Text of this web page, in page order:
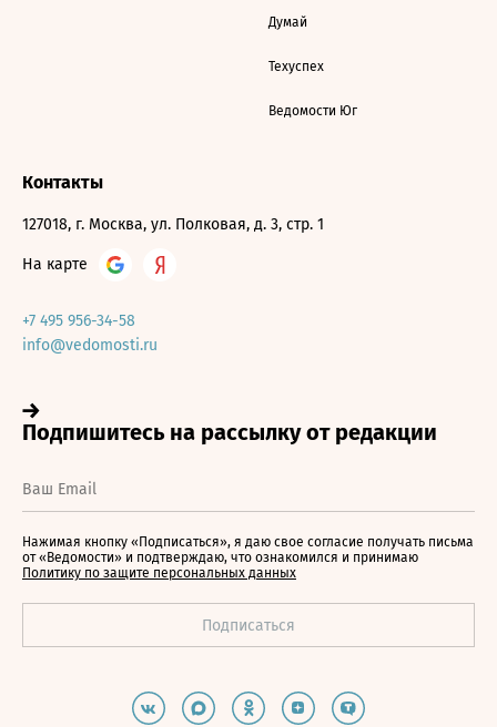
Думай
Техуспех
Ведомости Юг
Контакты
127018, г. Москва, ул. Полковая, д. 3, стр. 1
На карте
+7 495 956-34-58
info@vedomosti.ru
Нажимая кнопку «Подписаться», я даю свое согласие получать письма
от «Ведомости» и подтверждаю, что ознакомился и принимаю
Политику по защите персональных данных